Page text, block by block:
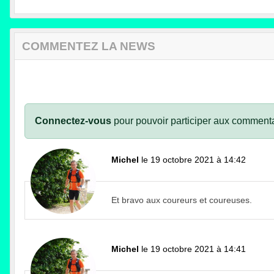
COMMENTEZ LA NEWS
Connectez-vous pour pouvoir participer aux
Michel le 19 octobre 2021 à 14:42
Et bravo aux coureurs et coureuses.
Michel le 19 octobre 2021 à 14:41